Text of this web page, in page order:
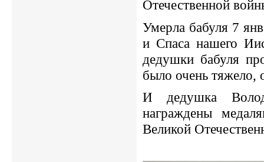
Отечественной
Умерла бабуля 7
и Спаса нашего
дедушки бабуля
было очень тяжело,
И дедушка
награждены
Великой